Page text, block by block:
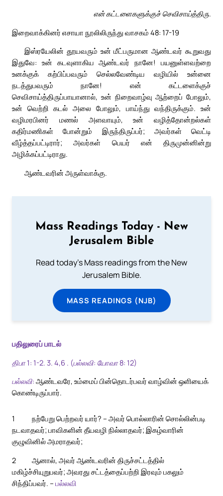
என் கட்டளைகளுக்குச் செவிசாய்த்திரு.
இறைவாக்கினர் எசாயா நூலிலிருந்து வாசகம் 48: 17-19
இஸ்ரயேலின் தூயவரும் உன் மீட்பருமான ஆண்டவர் கூறுவது
இதுவே: உன் கடவுளாகிய ஆண்டவர் நானே! பயனுள்ளவற்றை
உனக்குக் கற்பிப்பவரும் செல்லவேண்டிய வழியில் உன்னை
நடத்துபவரும் நானே! என் கட்டளைக்குச்
செவிசாய்த்திருப்பாயானால், உன் நிறைவாழ்வு ஆற்றைப் போலும்,
உன் வெற்றி கடல் அலை போலும், பாய்ந்து வந்திருக்கும். உன்
வழிமரபினர் மணல் அளவாயும், உன் வழித்தோன்றல்கள்
கதிர்மணிகள் போன்றும் இருந்திருப்பர்; அவர்கள் வெட்டி
வீழ்த்தப்பட்டிரார்; அவர்கள் பெயர் என் திருமுன்னின்று
அழிக்கப்பட்டிராது.
ஆண்டவரின் அருள்வாக்கு.
Mass Readings Today - New
Jerusalem Bible
Read today's Mass readings from the New
Jerusalem Bible.
MASS READINGS (NJB)
பதிலுரைப் பாடல்
திபா 1: 1-2. 3. 4,6 . (பல்லவி: யோவா 8: 12)
பல்லவி: ஆண்டவரே, உம்மைப் பின்தொடர்பவர் வாழ்வின் ஒளியைக்
கொண்டிருப்பார்.
1
நற்பேறு பெற்றவர் யார்? – அவர் பொல்லாரின் சொல்லின்படி
நடவாதவர்; பாவிகளின் தீயவழி நில்லாதவர்; இகழ்வாரின்
குழுவினில் அமராதவர்;
2
ஆனால், அவர் ஆண்டவரின் திருச்சட்டத்தில்
மகிழ்ச்சியுறுபவர்; அவரது சட்டத்தைப்பற்றி இரவும் பகலும்
சிந்திப்பவர். – பல்லவி